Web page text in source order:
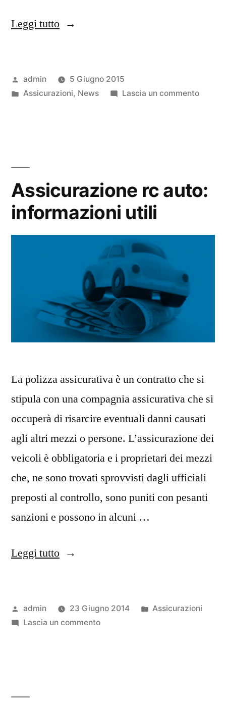
Leggi tutto“Assicurazione
moto
temporanea”
Pubblicato
da
admin
5 Giugno 2015
Pubblicato
Assicurazioni, News Lascia un commentosu
Assicurazione rc auto:
informazioni utili
La polizza assicurativa è un contratto che si
stipula con una compagnia assicurativa che si
occuperà di risarcire eventuali danni causati
agli altri mezzi o persone. L’assicurazione dei
veicoli è obbligatoria e i proprietari dei mezzi
che, ne sono trovati sprovvisti dagli ufficiali
preposti al controllo, sono puniti con pesanti
sanzioni e possono in alcuni …
Leggi tutto“Assicurazione
informazioni
Pubblicato
da
admin 23 Giugno 2014
Pubblicato
Assicurazioni
Lascia un commentosu